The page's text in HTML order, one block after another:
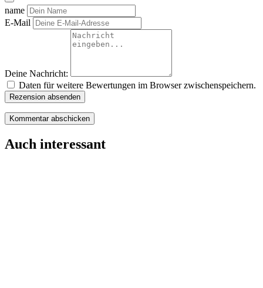
name
E-Mail
Deine Nachricht:
Daten für weitere Bewertungen im Browser zwischenspeichern.
Rezension absenden
Auch interessant